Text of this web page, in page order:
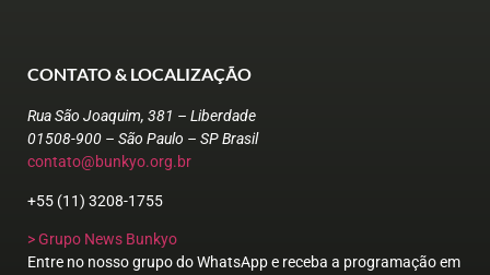
CONTATO & LOCALIZAÇÃO
Rua São Joaquim, 381 – Liberdade
01508-900 – São Paulo – SP Brasil
contato@bunkyo.org.br
+55 (11) 3208-1755
> Grupo News Bunkyo
Entre no nosso grupo do WhatsApp e receba a programação em